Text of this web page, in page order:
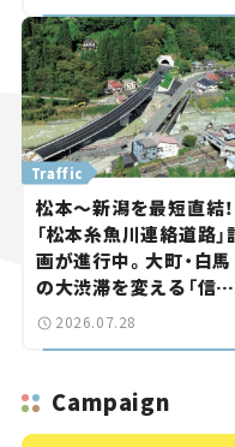
計画】
Traffic
松本～新潟を最短直結！
「松本糸魚川連絡道路」
画が進行中。大町・白馬
の大渋滞を変える「信号
ゼロ」バイパスも事業化
2026.07.28
Campaign